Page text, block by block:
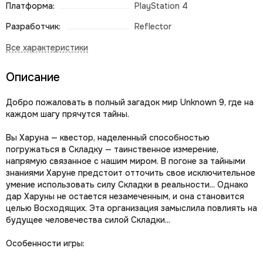
Платформа:
PlayStation 4
Разработчик:
Reflector
Описание
Добро пожаловать в полный загадок мир Unknown 9, где на
каждом шагу прячутся тайны.
Вы Харуна — квестор, наделенный способностью
погружаться в Складку — таинственное измерение,
напрямую связанное с нашим миром. В погоне за тайными
знаниями Харуне предстоит отточить свое исключительное
умение использовать силу Складки в реальности... Однако
дар Харуны не остается незамеченным, и она становится
целью Восходящих. Эта организация замыслила повлиять на
будущее человечества силой Складки...
Особенности игры: